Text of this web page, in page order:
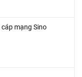
mạng Sino